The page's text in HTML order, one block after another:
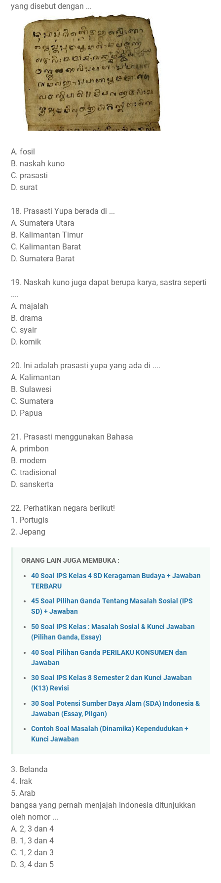
yang disebut dengan ...
A. fosil
B. naskah kuno
C. prasasti
D. surat
18. Prasasti Yupa berada di ...
A. Sumatera Utara
B. Kalimantan Timur
C. Kalimantan Barat
D. Sumatera Barat
19. Naskah kuno juga dapat berupa karya, sastra seperti
....
A. majalah
B. drama
C. syair
D. komik
20. Ini adalah prasasti yupa yang ada di ....
A. Kalimantan
B. Sulawesi
C. Sumatera
D. Papua
21. Prasasti menggunakan Bahasa
A. primbon
B. modern
C. tradisional
D. sanskerta
22. Perhatikan negara berikut!
1. Portugis
2. Jepang
ORANG LAIN JUGA MEMBUKA :
40 Soal IPS Kelas 4 SD Keragaman Budaya + Jawaban
TERBARU
45 Soal Pilihan Ganda Tentang Masalah Sosial (IPS
SD) + Jawaban
50 Soal IPS Kelas : Masalah Sosial & Kunci Jawaban
(Pilihan Ganda, Essay)
40 Soal Pilihan Ganda PERILAKU KONSUMEN dan
Jawaban
30 Soal IPS Kelas 8 Semester 2 dan Kunci Jawaban
(K13) Revisi
30 Soal Potensi Sumber Daya Alam (SDA) Indonesia &
Jawaban (Essay, Pilgan)
Contoh Soal Masalah (Dinamika) Kependudukan +
Kunci Jawaban
3. Belanda
4. Irak
5. Arab
bangsa yang pernah menjajah Indonesia ditunjukkan
oleh nomor ...
A. 2, 3 dan 4
B. 1, 3 dan 4
C. 1, 2 dan 3
D. 3, 4 dan 5